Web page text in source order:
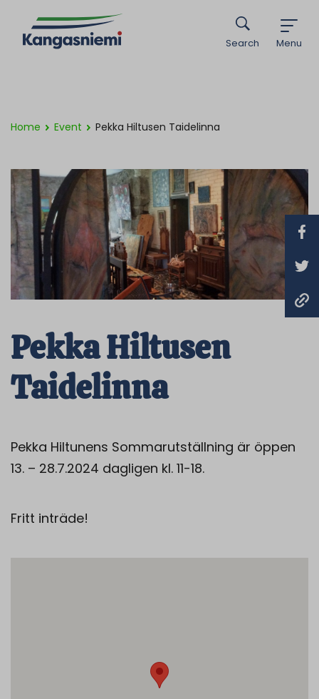
Menu
Search
Home Event Pekka Hiltusen Taidelinna
Pekka Hiltusen
Taidelinna
Pekka Hiltunens Sommarutställning är öppen
13. – 28.7.2024 dagligen kl. 11-18.
Fritt inträde!